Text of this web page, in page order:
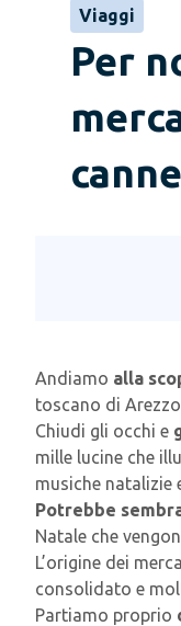
Viaggi
Per
Andiamo alla
toscano di
Chiudi gli occhi e
mille lucine che
musiche natalizie
Potrebbe
Natale che
L’origine dei
consolidato e
Partiamo proprio